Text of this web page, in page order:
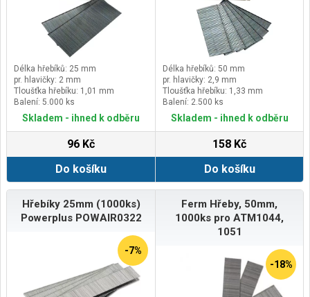
Délka hřebíků: 25 mm
pr. hlavičky: 2 mm
Tloušťka hřebíku: 1,01 mm
Balení: 5.000 ks
Skladem - ihned k odběru
96 Kč
Do košíku
Délka hřebíků: 50 mm
pr. hlavičky: 2,9 mm
Tloušťka hřebíku: 1,33 mm
Balení: 2.500 ks
Skladem - ihned k odběru
158 Kč
Do košíku
Hřebíky 25mm (1000ks)
Powerplus POWAIR0322
-7%
Ferm Hřeby, 50mm,
1000ks pro ATM1044,
1051
-18%